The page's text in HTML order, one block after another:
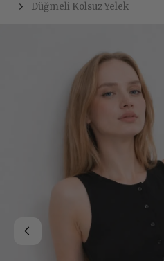
Düğmeli Kolsuz Yelek